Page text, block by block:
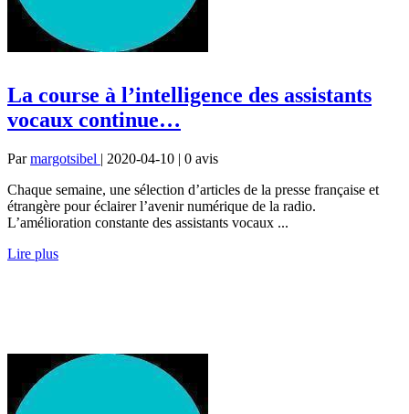
La course à l’intelligence des assistants
vocaux continue…
Parmargotsibel | 2020-04-10 | 0 avis
Chaque semaine, une sélection d’articles de la presse française et
étrangère pour éclairer l’avenir numérique de la radio.
L’amélioration constante des assistants vocaux ...
Lire plus